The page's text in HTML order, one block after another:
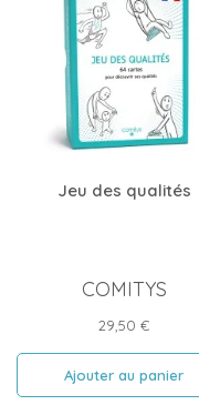
Jeu des qualités
COMITYS
Prix
29,50 €
Ajouter au panier